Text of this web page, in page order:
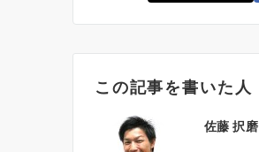
この記事を書いた人
佐藤 択磨